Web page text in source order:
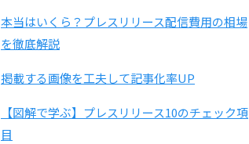
本当はいくら？プレスリリース配信費用の相場
を徹底解説
掲載する画像を工夫して記事化率UP
【図解で学ぶ】プレスリリース10のチェック項
目